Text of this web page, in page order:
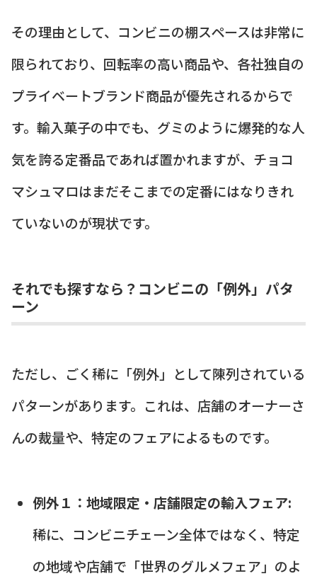
その理由として、コンビニの棚スペースは非常に
限られており、回転率の高い商品や、各社独自の
プライベートブランド商品が優先されるからで
す。輸入菓子の中でも、グミのように爆発的な人
気を誇る定番品であれば置かれますが、チョコ
マシュマロはまだそこまでの定番にはなりきれ
ていないのが現状です。
それでも探すなら？コンビニの「例外」パタ
ーン
ただし、ごく稀に「例外」として陳列されている
パターンがあります。これは、店舗のオーナーさ
んの裁量や、特定のフェアによるものです。
例外１：地域限定・店舗限定の輸入フェア:
稀に、コンビニチェーン全体ではなく、特定
の地域や店舗で「世界のグルメフェア」のよ